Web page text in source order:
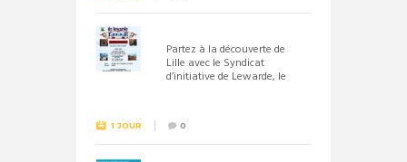
Partez à la découverte de
Lille avec le Syndicat
d’initiative de Lewarde, le
1 JOUR 0